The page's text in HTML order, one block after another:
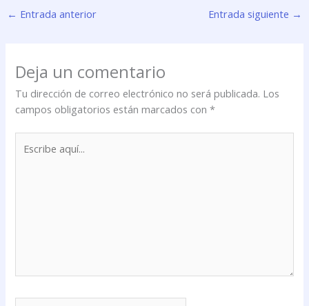
← Entrada anterior Entrada siguiente →
Deja un comentario
Tu dirección de correo electrónico no será publicada. Los
campos obligatorios están marcados con*
aquí...